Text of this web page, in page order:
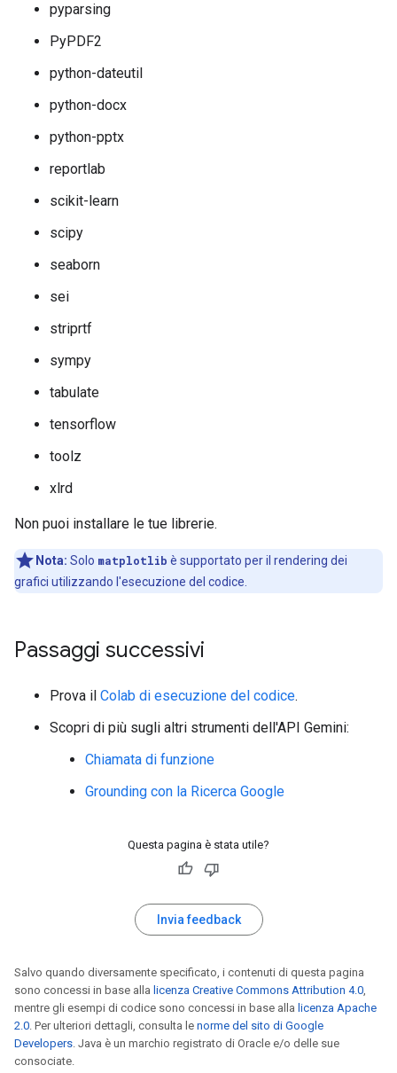
pyparsing
PyPDF2
python-dateutil
python-docx
python-pptx
reportlab
scikit-learn
scipy
seaborn
sei
striprtf
sympy
tabulate
tensorflow
toolz
xlrd
Non puoi installare le tue librerie.
Nota: Solo matplotlib è supportato per il rendering dei
grafici utilizzando l'esecuzione del codice.
Passaggi successivi
Prova il Colab di esecuzione del codice.
Scopri di più sugli altri strumenti dell'API Gemini:
Chiamata di funzione
Grounding con la Ricerca Google
Questa pagina è stata utile?
Invia feedback
Salvo quando diversamente specificato, i contenuti di questa pagina
sono concessi in base alla licenza Creative Commons Attribution 4.0,
mentre gli esempi di codice sono concessi in base alla licenza Apache
2.0. Per ulteriori dettagli, consulta le norme del sito di Google
Developers. Java è un marchio registrato di Oracle e/o delle sue
consociate.